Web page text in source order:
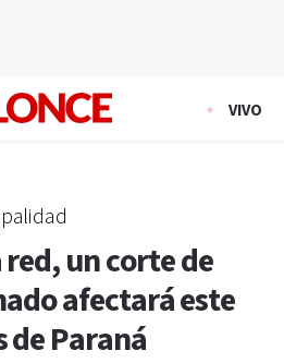
VIVO
un corte de
afectará este
de Paraná